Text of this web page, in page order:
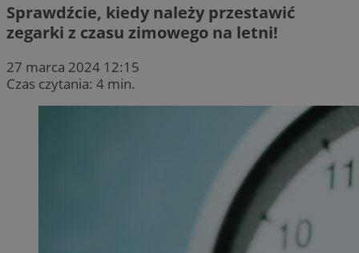
Sprawdźcie, kiedy należy przestawić
zegarki z czasu zimowego na letni!
27 marca 2024 12:15
Czas czytania: 4 min.